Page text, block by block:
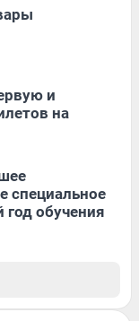
и
на
специальное
обучения